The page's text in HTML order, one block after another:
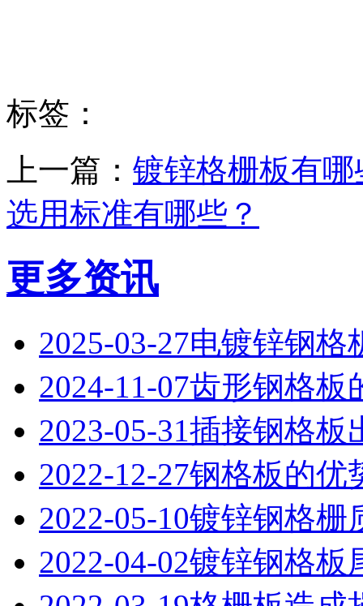
标签：
上一篇： 镀锌格栅板有哪
选用标准有哪些？
更多资讯
2025-03-27电镀锌钢格
2024-11-07齿形钢格板
2023-05-31插接钢格板
2022-12-27钢格板的优
2022-05-10镀锌钢格栅
2022-04-02镀锌钢格板